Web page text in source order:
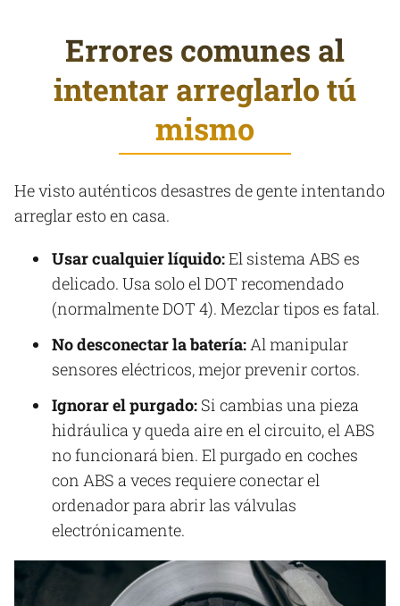
Errores comunes al
intentar arreglarlo tú
mismo
He visto auténticos desastres de gente intentando
arreglar esto en casa.
Usar cualquier líquido:El sistema ABS es
delicado. Usa solo el DOT recomendado
(normalmente DOT 4). Mezclar tipos es fatal.
No desconectar la batería: Al manipular
sensores eléctricos, mejor prevenir cortos.
Ignorar el purgado: Si cambias una pieza
hidráulica y queda aire en el circuito, el ABS
no funcionará bien. El purgado en coches
con ABS a veces requiere conectar el
ordenador para abrir las válvulas
electrónicamente.